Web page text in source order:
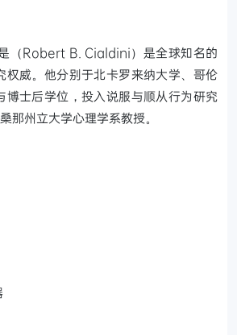
是（Robert B. Cialdini）是全球知名的
权威。他分别于北卡罗来纳大学、哥伦
博士后学位，投入说服与顺从行为研究
那州立大学心理学系教授。